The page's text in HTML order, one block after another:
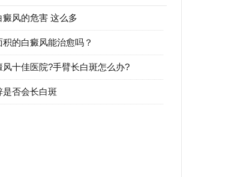
癜风的危害 这么多
的白癜风能治愈吗？
风十佳医院?手臂长白斑怎么办?
是否会长白斑